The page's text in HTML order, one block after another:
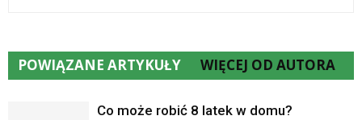
POWIĄZANE ARTYKUŁY WIĘCEJ OD AUTORA
Co może robić 8 latek w domu?